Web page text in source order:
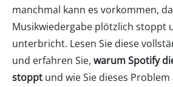
manchmal kann es vorkommen,
Musikwiedergabe plötzlich stoppt
unterbricht. Lesen Sie diese
und erfahren Sie, warum Spotify
stoppt und wie Sie dieses